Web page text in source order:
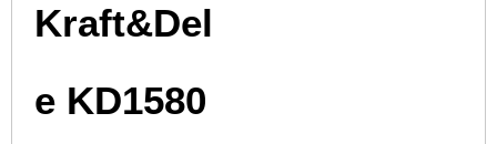
Kraft&Del
e KD1580